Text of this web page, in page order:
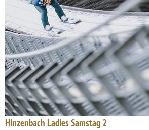
Hinzenbach Ladies Samstag 2